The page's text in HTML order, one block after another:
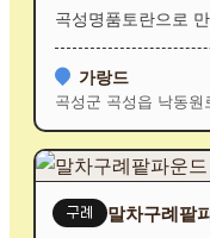
곡성명품토란으로
가랑드
곡성군 곡성읍 낙동원
구례 말차구례팥